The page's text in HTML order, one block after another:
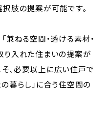
肢の提案が可能です。
兼ねる空間・透ける素材・
り入れた住まいの提案が
、必要以上に広い住戸で
暮らし」に合う住空間の